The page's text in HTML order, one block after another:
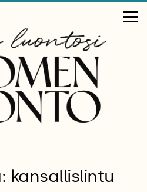
kansallislintu